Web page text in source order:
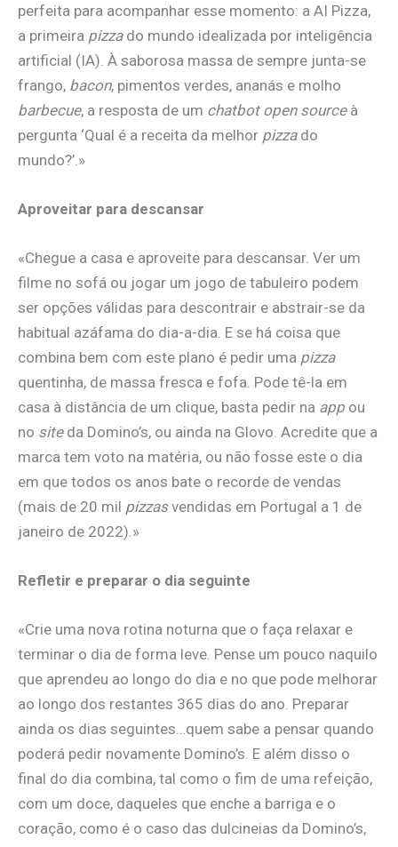
perfeita para acompanhar esse momento: a AI Pizza,
a primeira pizzado mundo idealizada por inteligência
artificial (IA). À saborosa massa de sempre junta-se
frango, bacon, pimentos verdes, ananás e molho
barbecue, a resposta de um chatbot open sourceà
pergunta ‘Qual é a receita da melhor pizzado
mundo?’.»
Aproveitar para descansar
«Chegue a casa e aproveite para descansar. Ver um
filme no sofá ou jogar um jogo de tabuleiro podem
ser opções válidas para descontrair e abstrair-se da
habitual azáfama do dia-a-dia. E se há coisa que
combina bem com este plano é pedir uma pizza
quentinha, de massa fresca e fofa. Pode tê-la em
casa à distância de um clique, basta pedir na app ou
no siteda Domino’s, ou ainda na Glovo. Acredite que a
marca tem voto na matéria, ou não fosse este o dia
em que todos os anos bate o recorde de vendas
(mais de 20 mil pizzasvendidas em Portugal a 1 de
janeiro de 2022).»
Refletir e preparar o dia seguinte
«Crie uma nova rotina noturna que o faça relaxar e
terminar o dia de forma leve. Pense um pouco naquilo
que aprendeu ao longo do dia e no que pode melhorar
ao longo dos restantes 365 dias do ano. Preparar
ainda os dias seguintes…quem sabe a pensar quando
poderá pedir novamente Domino’s. E além disso o
final do dia combina, tal como o fim de uma refeição,
com um doce, daqueles que enche a barriga e o
coração, como é o caso das dulcineias da Domino’s,